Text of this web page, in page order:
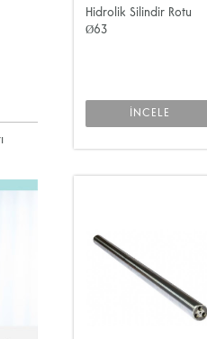
Hidrolik Silindir Rotu
Ø63
İNCELE